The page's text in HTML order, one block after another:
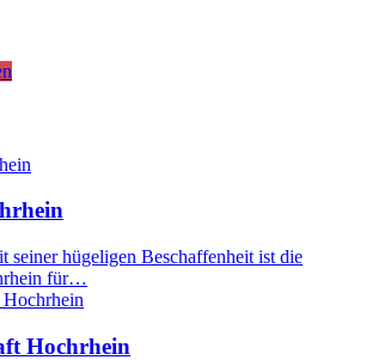
seiner hügeligen Beschaffenheit ist die
für…
Hochrhein